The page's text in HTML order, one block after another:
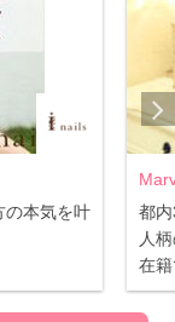
Marvelous 恵比
都内3店舗同
人柄の良いス
在籍でスキルア